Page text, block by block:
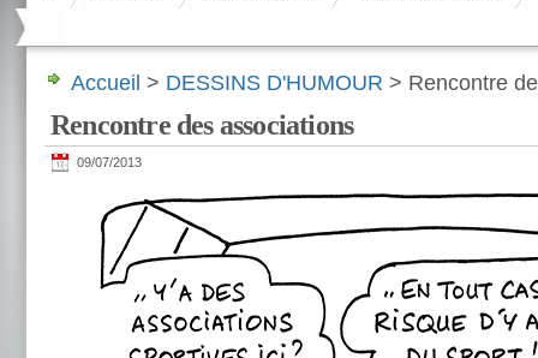
Accueil > DESSINS D'HUMOUR > Rencontre
Rencontre des associations
09/07/2013